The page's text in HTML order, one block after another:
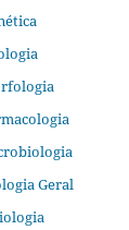
Geral